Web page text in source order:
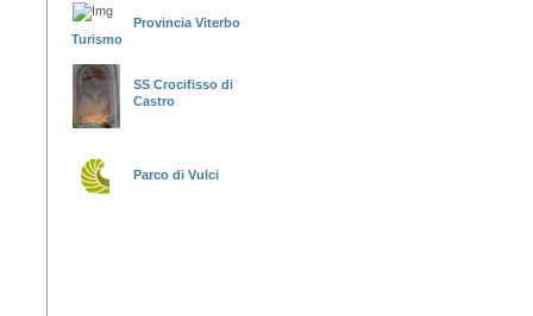
Provincia Viterbo
Turismo
SS Crocifisso di
Castro
Parco di Vulci